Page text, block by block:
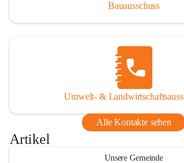
Bauausschuss
Umwelt- &
Alle Kontakte sehen
Artikel
Unsere Gemeinde